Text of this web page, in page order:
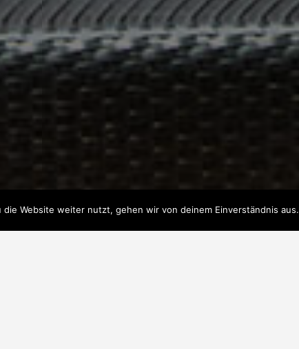
Website weiter nutzt, gehen wir von deinem Einverständnis aus.